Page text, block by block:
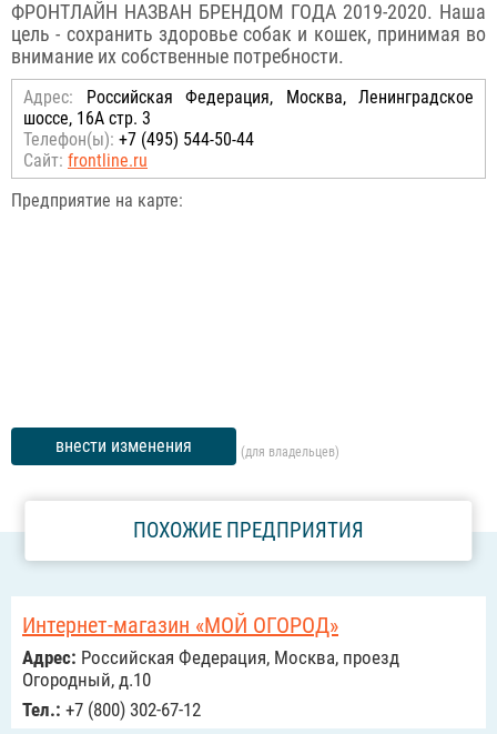
ФРОНТЛАЙН НАЗВАН БРЕНДОМ ГОДА 2019-2020. Наша
цель - сохранить здоровье собак и кошек, принимая во
внимание их собственные потребности.
Адрес: Российcкая Федерация, Москва, Ленинградское
шоссе, 16А стр. 3
Телефон(ы): +7 (495) 544-50-44
Сайт: frontline.ru
Предприятие на карте:
внести изменения (для владельцев)
ПОХОЖИЕ ПРЕДПРИЯТИЯ
Интернет-магазин «МОЙ ОГОРОД»
Адрес: Российcкая Федерация, Москва, проезд
Огородный, д.10
Тел.: +7 (800) 302-67-12